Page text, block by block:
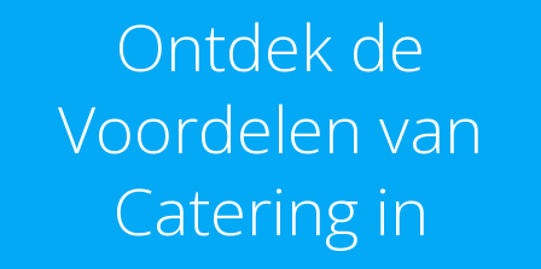
Ontdek de
Voordelen van
Catering in